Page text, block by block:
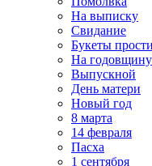
На выписку
Свидание
Букеты прости
На годовщину
Выпускной
День матери
Новый год
8 марта
14 февраля
Пасха
1 сентября